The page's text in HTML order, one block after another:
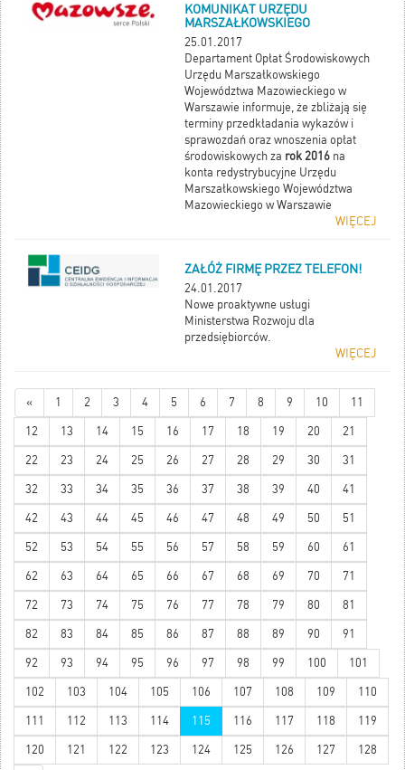
KOMUNIKAT URZĘDU
MARSZAŁKOWSKIEGO
25.01.2017
Departament Opłat Środowiskowych
Urzędu Marszałkowskiego
Województwa Mazowieckiego w
Warszawie informuje, że zbliżają się
terminy przedkładania wykazów i
sprawozdań oraz wnoszenia opłat
środowiskowych za rok 2016 na
konta redystrybucyjne Urzędu
Marszałkowskiego Województwa
Mazowieckiego w Warszawie
WIĘCEJ
ZAŁÓŻ FIRMĘ PRZEZ TELEFON!
24.01.2017
Nowe proaktywne usługi
Ministerstwa Rozwoju dla
przedsiębiorców.
WIĘCEJ
« 1 2 3 4 5 6 7 8 9 10 11
12 13 14 15 16 17 18 19 20 21
22 23 24 25 26 27 28 29 30 31
32 33 34 35 36 37 38 39 40 41
42 43 44 45 46 47 48 49 50 51
52 53 54 55 56 57 58 59 60 61
62 63 64 65 66 67 68 69 70 71
72 73 74 75 76 77 78 79 80 81
82 83 84 85 86 87 88 89 90 91
92 93 94 95 96 97 98 99 100 101
102 103 104 105 106 107 108 109 110
111 112 113 114 115 116 117 118 119
120 121 122 123 124 125 126 127 128